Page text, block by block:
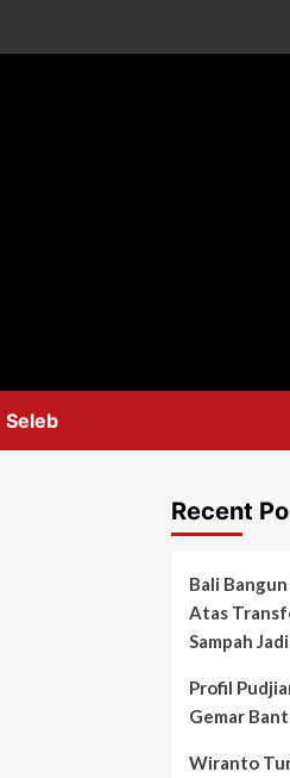
Seleb
Recent
Bali
Atas
Sampah
Profil
Gemar
Wiranto